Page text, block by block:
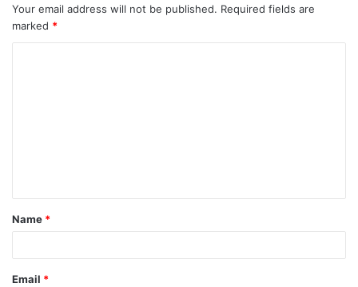
Your email address will not be published. Required fields are
marked *
t
*
Name *
Email *